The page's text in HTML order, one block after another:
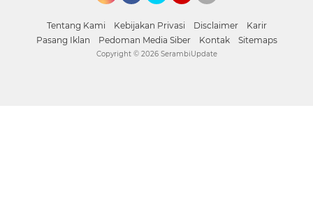
Tentang Kami Kebijakan Privasi Disclaimer
Karir
Pasang Iklan
Pedoman Media Siber Kontak Sitemaps
Copyright © 2026 SerambiUpdate